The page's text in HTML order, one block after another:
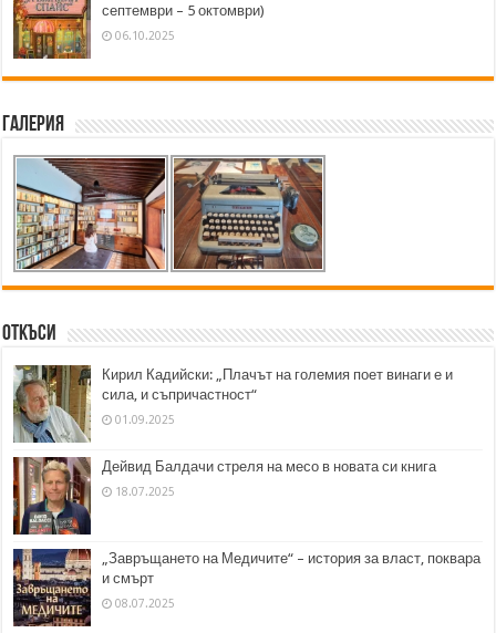
септември – 5 октомври)
06.10.2025
Галерия
Откъси
Кирил Кадийски: „Плачът на големия поет винаги е и
сила, и съпричастност“
01.09.2025
Дейвид Балдачи стреля на месо в новата си книга
18.07.2025
„Завръщането на Медичите“ – история за власт, поквара
и смърт
08.07.2025